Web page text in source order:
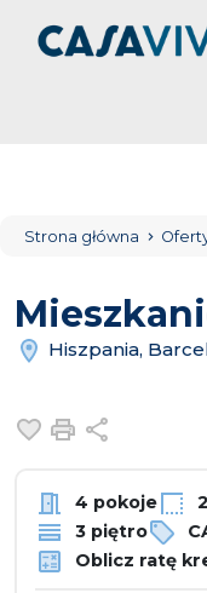
Strona główna
Hiszpania,
Dodaj do
Drukuj
4 pokoje
3 piętro
Oblicz ratę